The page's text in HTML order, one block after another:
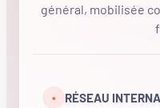
général, mobilisée
• RÉSEAU